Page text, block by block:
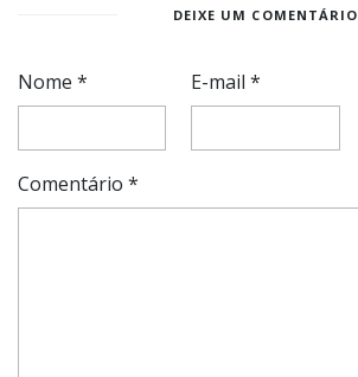
DEIXE UM COMENTÁRIO
Nome * E-mail*
Comentário *